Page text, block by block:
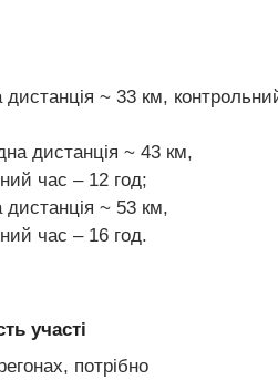
дистанція ~ 33 км,
дистанція ~ 43 км,
час – 12 год;
~ 53 км,
час – 16 год.
участі
потрібно